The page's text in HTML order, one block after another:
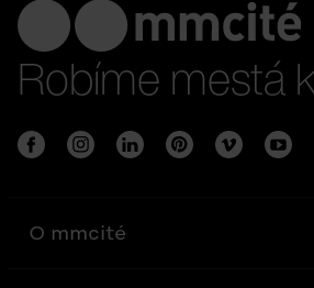
Robíme mestá
O mmcité